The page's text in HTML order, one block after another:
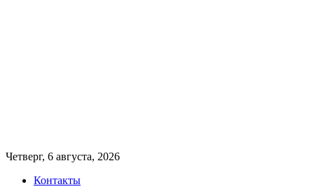
Четверг, 6 августа, 2026
Контакты